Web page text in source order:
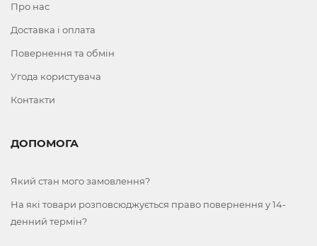
Про нас
Доставка і оплата
Повернення та обмін
Угода користувача
Контакти
ДОПОМОГА
Який стан мого замовлення?
На які товари розповсюджується право повернення у 14-
денний термін?